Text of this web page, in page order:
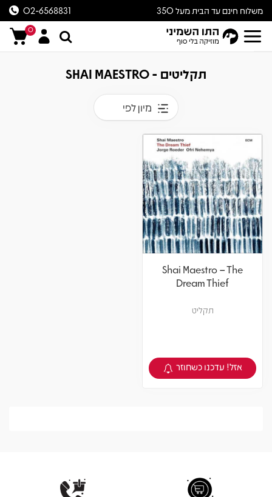
משלוח חינם עד הבית מעל 350
ש״ח
02-6568831
0
תקליטים - SHAI MAESTRO
מיון לפי
Shai Maestro – The
Dream Thief
תקליט
צפיה במוצר
אזל! עדכנו כשחוזר